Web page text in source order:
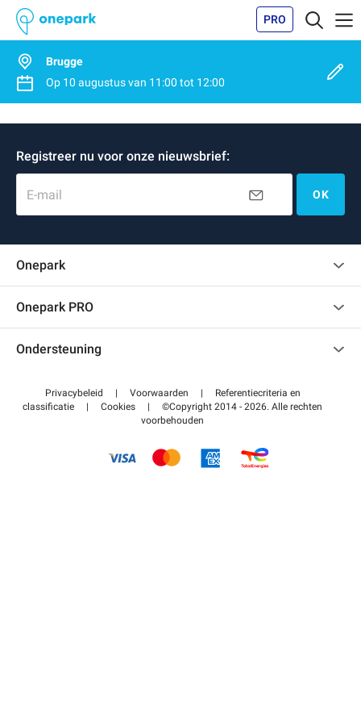
PRO
Brugge
Op 10 augustusvan 11:00 tot 12:00
Registreer nu voor onze nieuwsbrief:
E-mail OK
Onepark
Onepark PRO
Word partner van Onepark
Ondersteuning
Helpcentrum
Betalen voor parkeren FLOW
Privacybeleid | Voorwaarden |
Referentiecriteria en
classificatie
| Cookies |
©Copyright 2014 - 2026. Alle rechten
voorbehouden